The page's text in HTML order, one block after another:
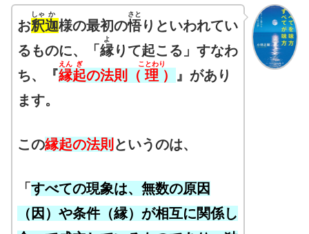
お釈
しゃ
迦
か
様の最初の悟
さと
りといわれてい
るものに、「縁
よ
りて起こる」すなわ
ち、『縁
えん
起
ぎ
の法則 （ 理
ことわり
） 』があり
ます。
この縁起の法則 というのは、
「すべての現象は、無数の原因
（因）や条件（縁）が相互に関係し